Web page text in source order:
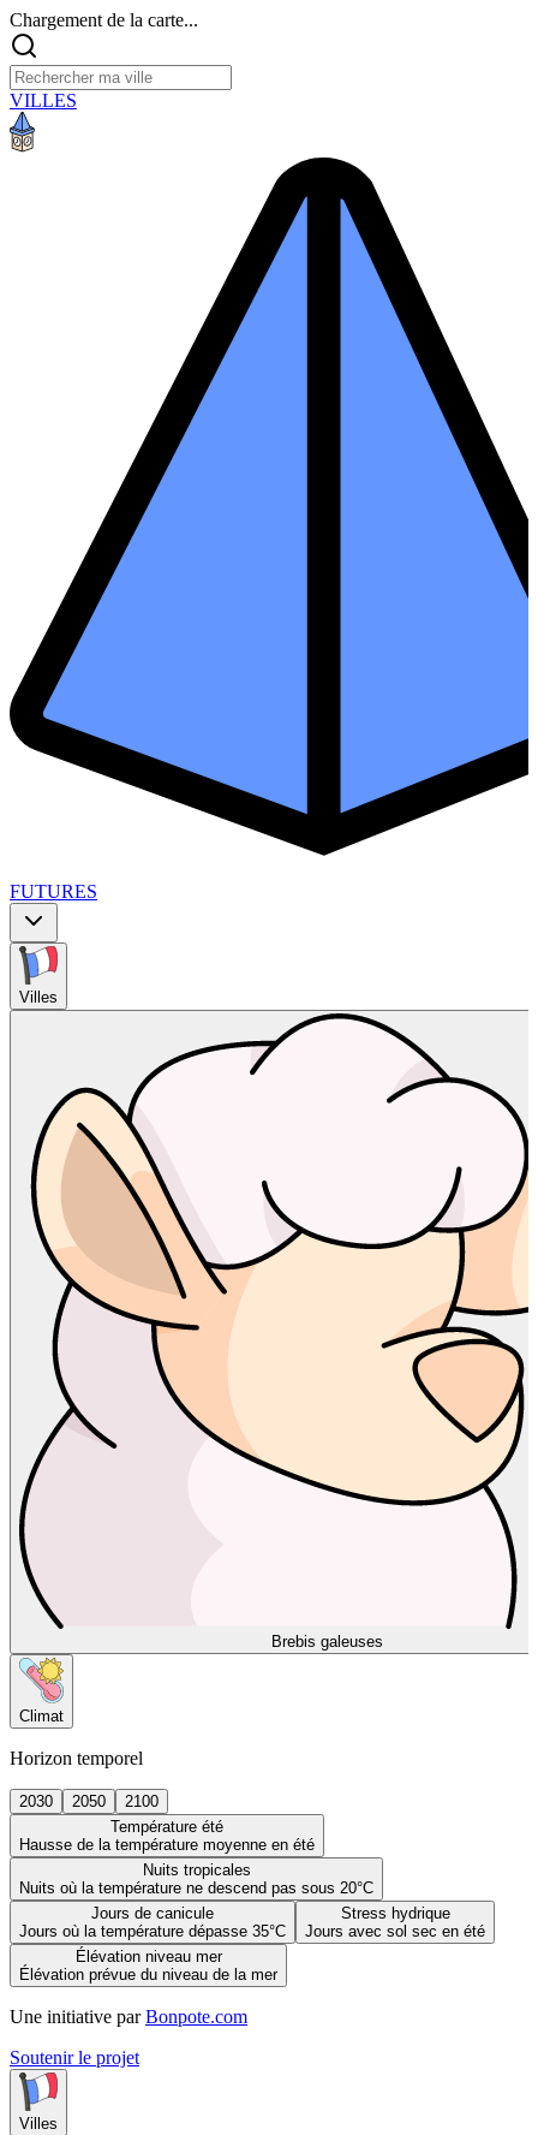
Chargement de la carte...
VILLES
FUTURES
Villes
Brebis galeuses
Climat
Horizon temporel
2030 2050
2100
Température été
Hausse de la température moyenne en été
Nuits tropicales
Nuits où la température ne descend pas sous 20°C
Jours de canicule
Jours où la température dépasse 35°C
Stress hydrique
Jours avec sol sec en été
Élévation niveau mer
Élévation prévue du niveau de la mer
Une initiative par Bonpote.com
Soutenir le projet
Villes